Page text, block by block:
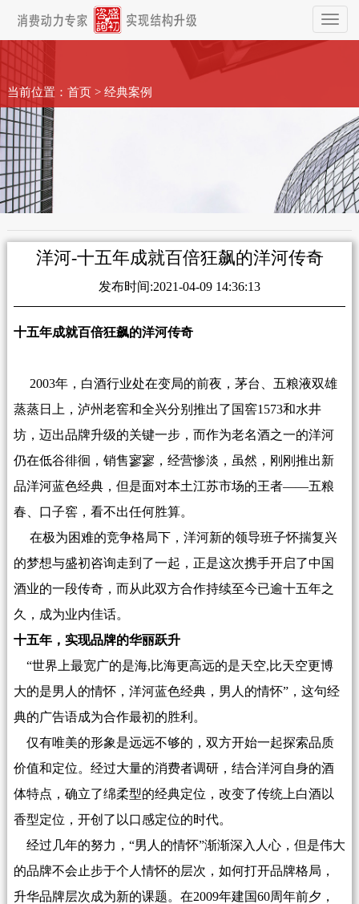
当前位置： 首页> 经典案例
洋河-十五年成就百倍狂飙的洋河传奇
发布时间:2021-04-09 14:36:13
十五年成就百倍狂飙的洋河传奇
2003年，白酒行业处在变局的前夜，茅台、五粮液双雄
蒸蒸日上，泸州老窖和全兴分别推出了国窖1573和水井
坊，迈出品牌升级的关键一步，而作为老名酒之一的洋河
仍在低谷徘徊，销售寥寥，经营惨淡，虽然，刚刚推出新
品洋河蓝色经典，但是面对本土江苏市场的王者——五粮
春、口子窖，看不出任何胜算。
在极为困难的竞争格局下，洋河新的领导班子怀揣复兴
的梦想与盛初咨询走到了一起，正是这次携手开启了中国
酒业的一段传奇，而从此双方合作持续至今已逾十五年之
久，成为业内佳话。
十五年，实现品牌的华丽跃升
“世界上最宽广的是海,比海更高远的是天空,比天空更博
大的是男人的情怀，洋河蓝色经典，男人的情怀”，这句经
典的广告语成为合作最初的胜利。
仅有唯美的形象是远远不够的，双方开始一起探索品质
价值和定位。经过大量的消费者调研，结合洋河自身的酒
体特点，确立了绵柔型的经典定位，改变了传统上白酒以
香型定位，开创了以口感定位的时代。
经过几年的努力，“男人的情怀”渐渐深入人心，但是伟大
的品牌不会止步于个人情怀的层次，如何打开品牌格局，
升华品牌层次成为新的课题。在2009年建国60周年前夕，